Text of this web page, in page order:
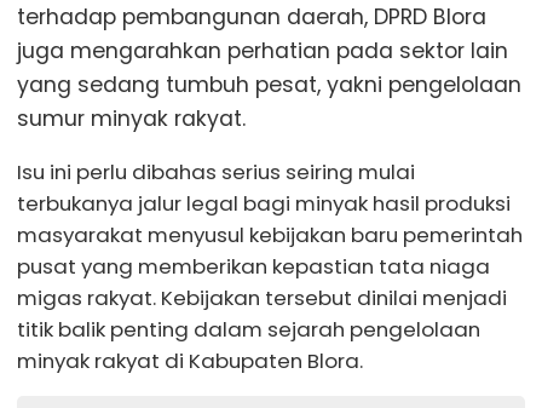
terhadap pembangunan daerah, DPRD Blora
juga mengarahkan perhatian pada sektor lain
yang sedang tumbuh pesat, yakni pengelolaan
sumur minyak rakyat.
Isu ini perlu dibahas serius seiring mulai
terbukanya jalur legal bagi minyak hasil produksi
masyarakat menyusul kebijakan baru pemerintah
pusat yang memberikan kepastian tata niaga
migas rakyat. Kebijakan tersebut dinilai menjadi
titik balik penting dalam sejarah pengelolaan
minyak rakyat di Kabupaten Blora.